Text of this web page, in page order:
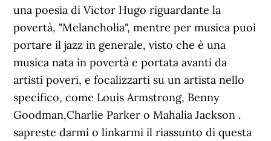
una poesia di Victor Hugo riguardante la
povertà, "Melancholia", mentre per musica puoi
portare il jazz in generale, visto che è una
musica nata in povertà e portata avanti da
artisti poveri, e focalizzarti su un artista nello
specifico, come Louis Armstrong, Benny
Goodman,Charlie Parker o Mahalia Jackson .
sapreste darmi o linkarmi il riassunto di questa